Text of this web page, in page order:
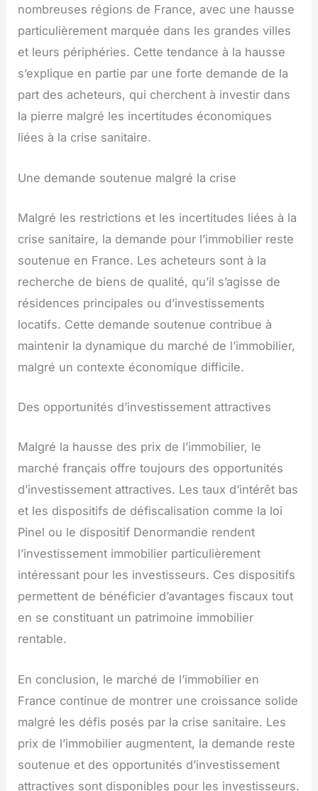
nombreuses régions de France, avec une hausse
particulièrement marquée dans les grandes villes
et leurs périphéries. Cette tendance à la hausse
s’explique en partie par une forte demande de la
part des acheteurs, qui cherchent à investir dans
la pierre malgré les incertitudes économiques
liées à la crise sanitaire.
Une demande soutenue malgré la crise
Malgré les restrictions et les incertitudes liées à la
crise sanitaire, la demande pour l’immobilier reste
soutenue en France. Les acheteurs sont à la
recherche de biens de qualité, qu’il s’agisse de
résidences principales ou d’investissements
locatifs. Cette demande soutenue contribue à
maintenir la dynamique du marché de l’immobilier,
malgré un contexte économique difficile.
Des opportunités d’investissement attractives
Malgré la hausse des prix de l’immobilier, le
marché français offre toujours des opportunités
d’investissement attractives. Les taux d’intérêt bas
et les dispositifs de défiscalisation comme la loi
Pinel ou le dispositif Denormandie rendent
l’investissement immobilier particulièrement
intéressant pour les investisseurs. Ces dispositifs
permettent de bénéficier d’avantages fiscaux tout
en se constituant un patrimoine immobilier
rentable.
En conclusion, le marché de l’immobilier en
France continue de montrer une croissance solide
malgré les défis posés par la crise sanitaire. Les
prix de l’immobilier augmentent, la demande reste
soutenue et des opportunités d’investissement
attractives sont disponibles pour les investisseurs.